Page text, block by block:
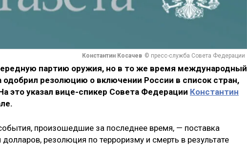
Константин Косачев © пресс-служба Совета Федерации
партию оружия, но в то же время международный
одобрил резолюцию о включении России в список стран,
это указал вице-спикер Совета Федерации Константин
произошедшие за последнее время, — поставка
резолюция по терроризму и смерть в результате